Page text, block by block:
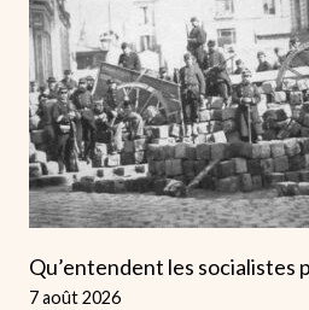
Qu’entendent les socialistes
7 août 2026